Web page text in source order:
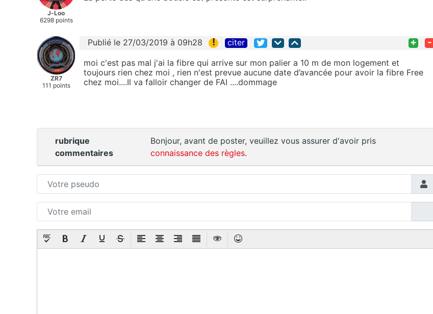
J-Loo
6298 points
ZR7
111 points
Publié le 27/03/2019 à 09h28 ! citer + -
moi c'est pas mal j'ai la fibre qui arrive sur mon palier a 10 m de mon logement et
toujours rien chez moi , rien n'est prevue aucune date d’avancée pour avoir la fibre Free
chez moi....Il va falloir changer de FAI ....dommage
rubrique
commentaires
Bonjour, avant de poster, veuillez vous assurer d'avoir pris
connaissance des règles.